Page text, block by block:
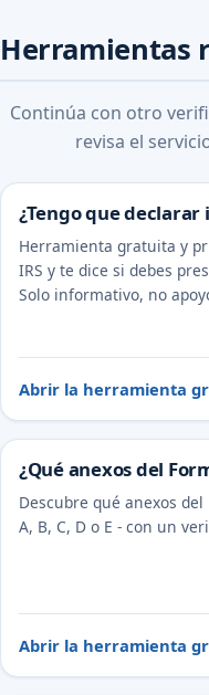
Herramientas
Continúa con otro
revisa el
¿Tengo que declarar
Herramienta gratuita y
IRS y te dice si debes
Solo informativo, no
Abrir la herramienta
¿Qué anexos del
Descubre qué anexos
A, B, C, D o E - con un
Abrir la herramienta